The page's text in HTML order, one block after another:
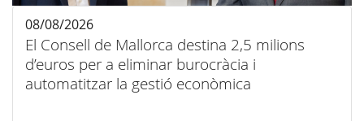
El Consell de Mallorca destina 2,5 milions
d’euros per a eliminar burocràcia i
automatitzar la gestió econòmica
08/08/2026